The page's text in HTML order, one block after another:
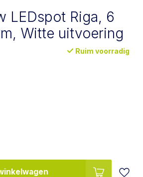
LEDspot Riga, 6
Witte uitvoering
Ruim voorradig